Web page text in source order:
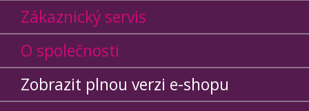
Zákaznický servis
O společnosti
Zobrazit plnou verzi e-shopu